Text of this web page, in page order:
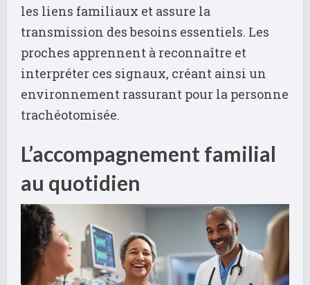
les liens familiaux et assure la
transmission des besoins essentiels. Les
proches apprennent à reconnaître et
interpréter ces signaux, créant ainsi un
environnement rassurant pour la personne
trachéotomisée.
L’accompagnement familial
au quotidien